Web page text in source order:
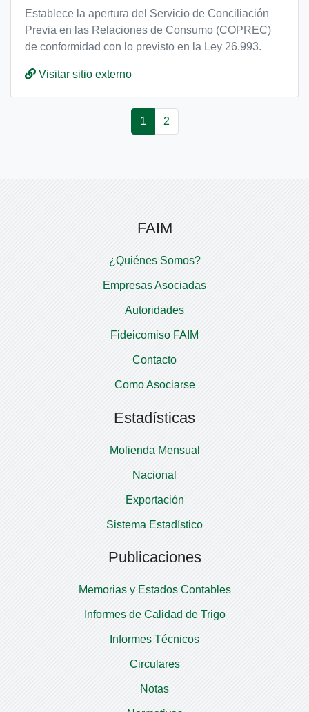
Establece la apertura del Servicio de Conciliación
Previa en las Relaciones de Consumo (COPREC)
de conformidad con lo previsto en la Ley 26.993.
Visitar sitio externo
1 2
FAIM
¿Quiénes Somos?
Empresas Asociadas
Autoridades
Fideicomiso FAIM
Contacto
Como Asociarse
Estadísticas
Molienda Mensual
Nacional
Exportación
Sistema Estadístico
Publicaciones
Memorias y Estados Contables
Informes de Calidad de Trigo
Informes Técnicos
Circulares
Notas